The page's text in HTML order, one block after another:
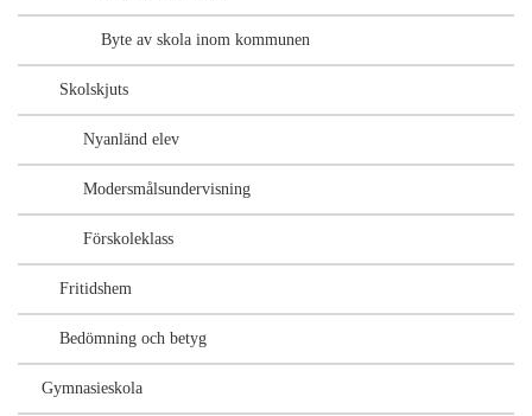
Byte av skola inom kommunen
Skolskjuts
Nyanländ elev
Modersmålsundervisning
Förskoleklass
Fritidshem
Bedömning och betyg
Gymnasieskola